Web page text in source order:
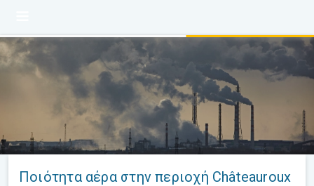
Ποιότητα αέρα στην περιοχή Châteauroux